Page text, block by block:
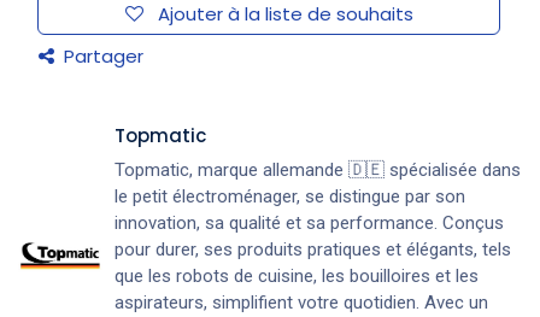
Ajouter à la liste de souhaits
Partager
Topmatic
Topmatic, marque allemande 🇩🇪 spécialisée dans
le petit électroménager, se distingue par son
innovation, sa qualité et sa performance. Conçus
pour durer, ses produits pratiques et élégants, tels
que les robots de cuisine, les bouilloires et les
aspirateurs, simplifient votre quotidien. Avec un